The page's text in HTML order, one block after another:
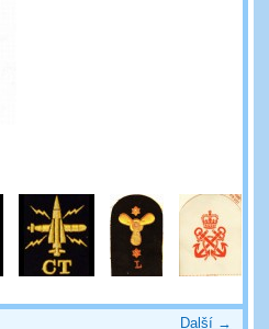
Další →